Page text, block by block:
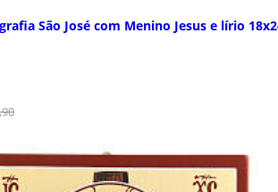
São José com Menino Jesus e lírio